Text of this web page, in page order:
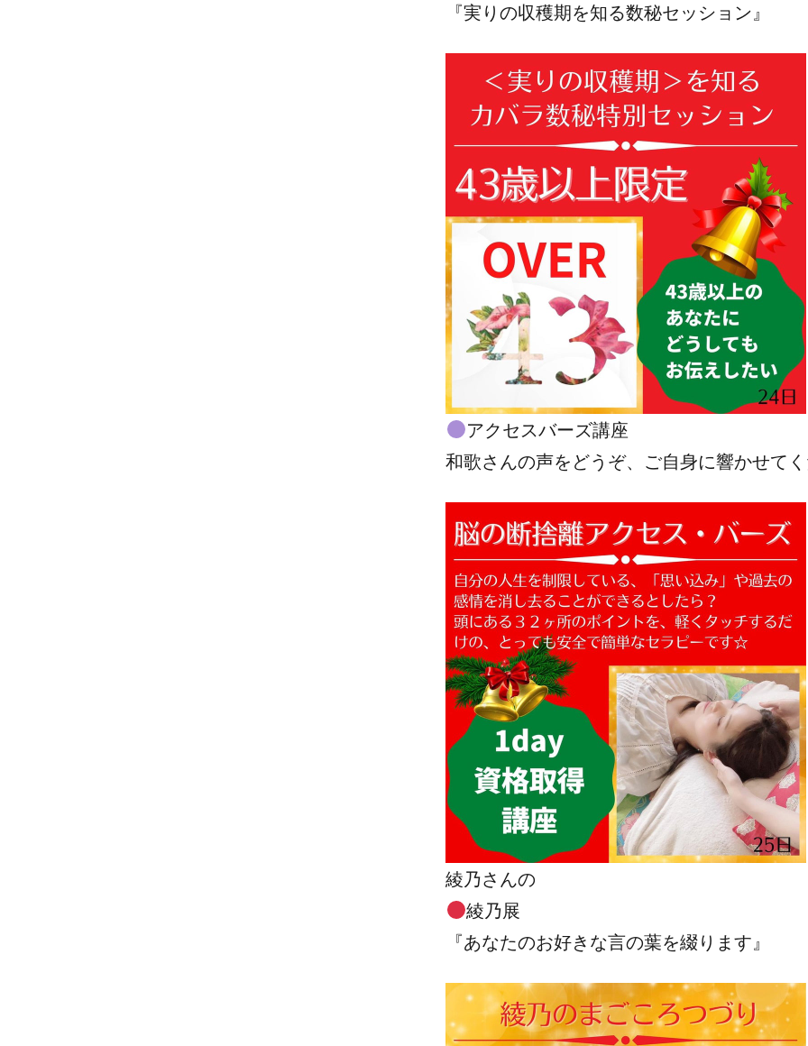
『実りの収穫期を知る数秘セッション』
アクセスバーズ講座
和歌さんの声をどうぞ、ご自身に響かせて
綾乃さんの
綾乃展
『あなたのお好きな言の葉を綴ります』